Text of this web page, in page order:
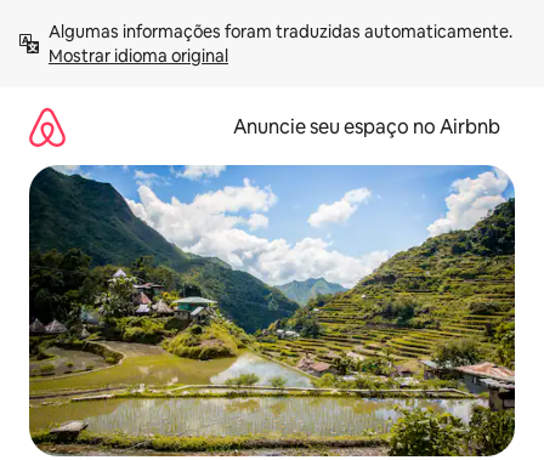
para
Mostrar idioma original
Anuncie seu espaço no Airbnb